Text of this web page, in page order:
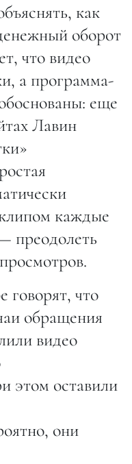
как
оборот
что видео
а программа-
еще
Лавин
каждые
преодолеть
говорят, что
обращения
видео
этом оставили
они